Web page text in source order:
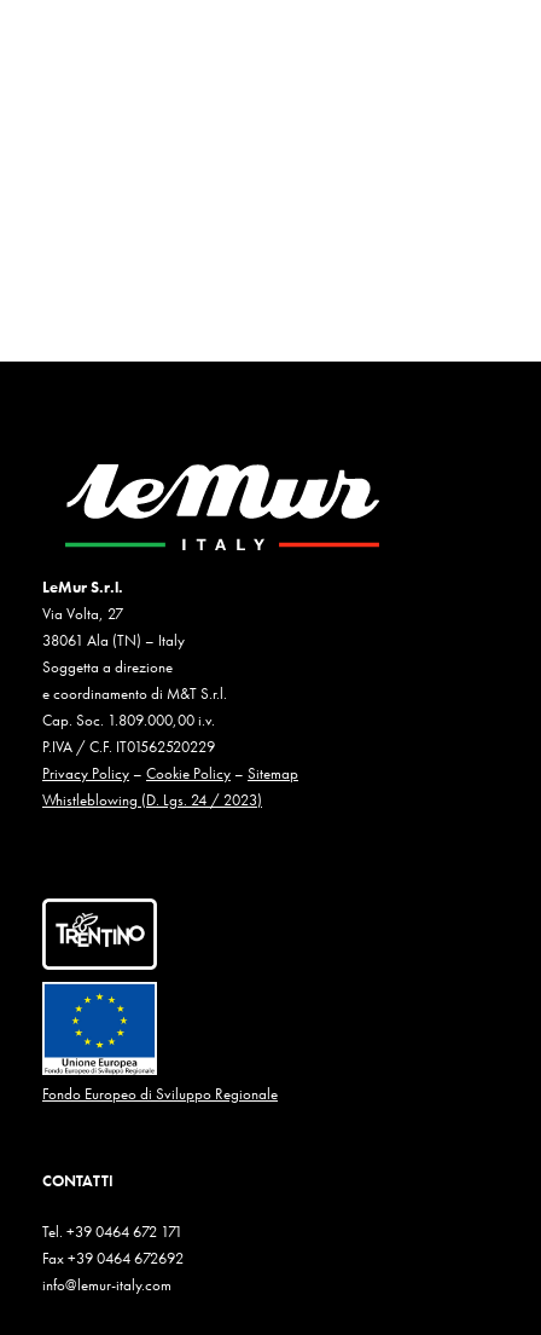
LeMur S.r.l.
Via Volta, 27
38061 Ala (TN) – Italy
Soggetta a direzione
e coordinamento di M&T S.r.l.
Cap. Soc. 1.809.000,00 i.v.
P.IVA / C.F. IT01562520229
Privacy Policy– Cookie Policy– Sitemap
Whistleblowing (D. Lgs. 24 / 2023)
Fondo Europeo di Sviluppo Regionale
CONTATTI
Tel. +39 0464 672 171
Fax +39 0464 672692
info@lemur-italy.com